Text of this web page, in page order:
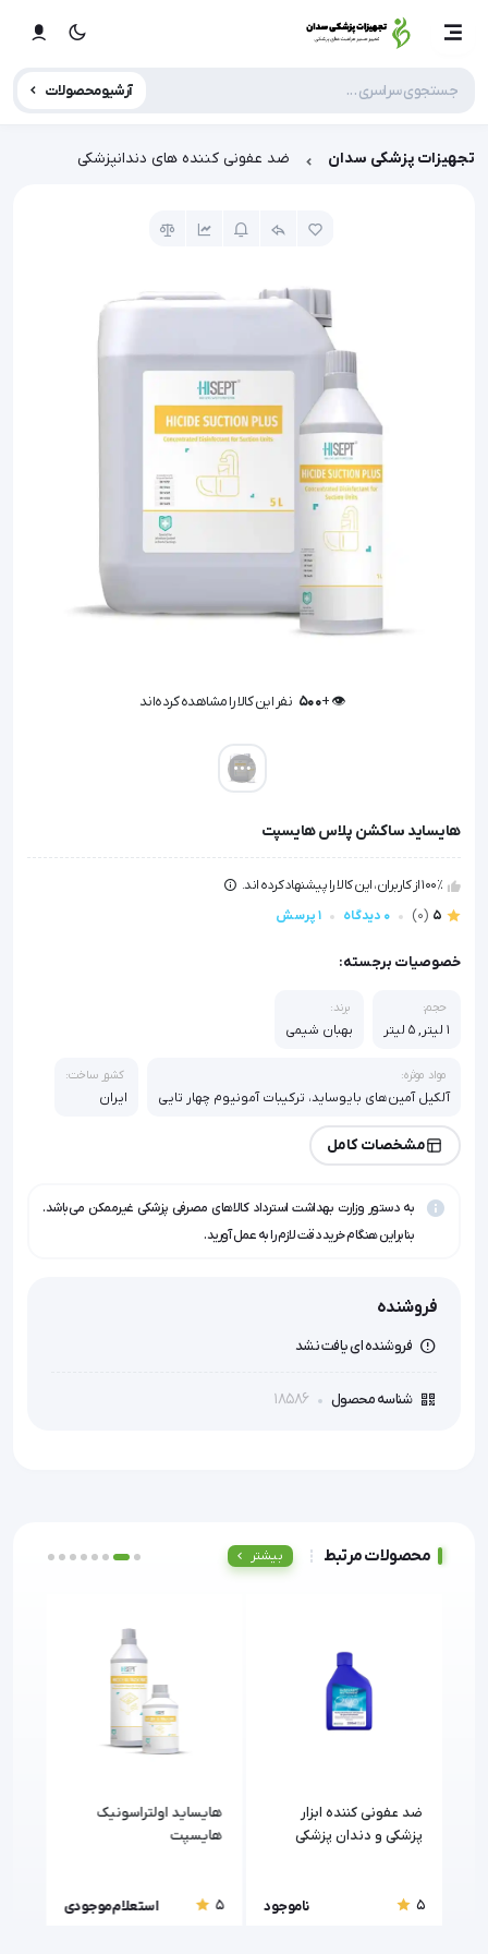
آرشیو محصولات
تجهیزات پزشکی سدان ضد عفونی کننده های دندانپزشکی
👁️ +
500 نفر این کالا را مشاهده کرده‌اند
هایساید ساکشن پلاس هایسپت
100٪ از کاربران، این کالا را پیشنهاد کرده اند.
5
(0) 0 دیدگاه 1 پرسش
خصوصیات برجسته:
حجم:
1 لیتر, 5 لیتر
برند:
بهبان شیمی
مواد موثره:
آلکیل آمین‌های بایوساید، ترکیبات آمونیوم چهار تایی
کشور ساخت:
ایران
مشخصات کامل
به دستور وزارت بهداشت استرداد کالاهای مصرفی پزشکی غیرممکن می‌باشد.
بنابراین هنگام خرید دقت لازم را به عمل آورید.
فروشنده
فروشنده ای یافت نشد
شناسه محصول 18586
محصولات مرتبط بیشتر
ضد عفونی کننده ابزار
پزشکی و دندان پزشکی
5
ناموجود
هایساید اولتراسونیک
هایسپت
5 استعلام موجودی